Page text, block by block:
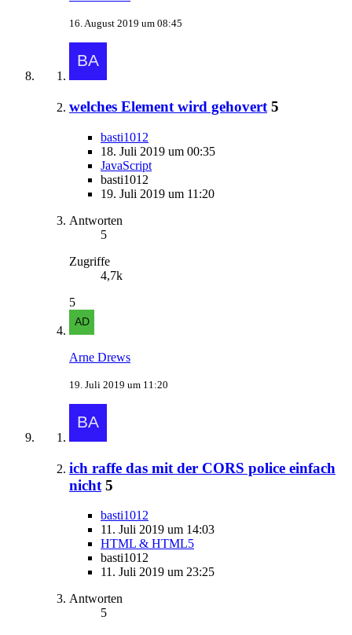
16. August 2019 um 08:45
welches Element wird gehovert 5
basti1012
18. Juli 2019 um 00:35
JavaScript
basti1012
19. Juli 2019 um 11:20
Antworten
5
Zugriffe
4,7k
5
Arne Drews
19. Juli 2019 um 11:20
ich raffe das mit der CORS police einfach
nicht 5
basti1012
11. Juli 2019 um 14:03
HTML & HTML5
basti1012
11. Juli 2019 um 23:25
Antworten
5